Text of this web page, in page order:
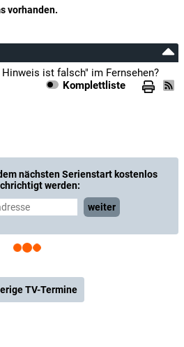
vorhanden.
ist falsch" im Fernsehen?
Komplettliste
nächsten Serienstart kostenlos
werden:
weiter
TV-Termine